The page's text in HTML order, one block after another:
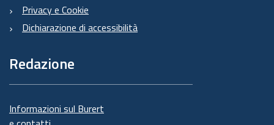
Privacy e Cookie
Dichiarazione di accessibilità
Redazione
Informazioni sul Burert